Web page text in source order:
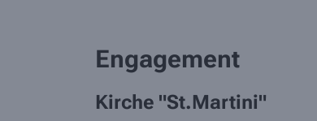
Engagement
Kirche "St.Martini"